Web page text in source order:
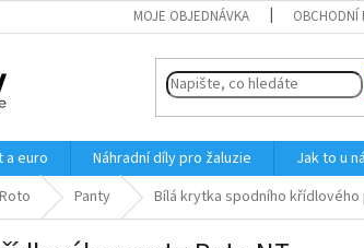
MOJE OBJEDNÁVKA OBCHODNÍ
a euro Náhradní díly pro žaluzie Jak to u
Roto Panty Bílá krytka spodního křídlového